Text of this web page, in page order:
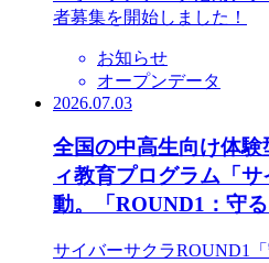
者募集を開始しました！
お知らせ
オープンデータ
2026.07.03
全国の中高生向け体
ィ教育プログラム「
動。「ROUND1：守
サイバーサクラROUND1